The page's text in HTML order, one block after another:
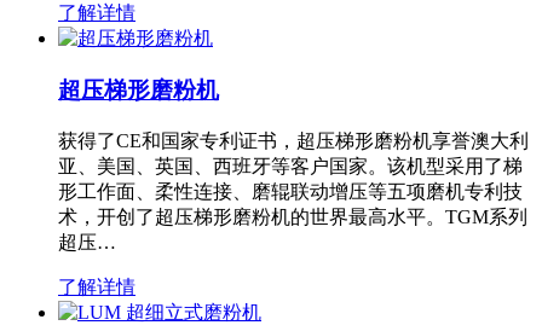
了解详情
超压梯形磨粉机
获得了CE和国家专利证书，超压梯形磨粉机享誉澳大利
亚、美国、英国、西班牙等客户国家。该机型采用了梯
形工作面、柔性连接、磨辊联动增压等五项磨机专利技
术，开创了超压梯形磨粉机的世界最高水平。TGM系列
超压…
了解详情